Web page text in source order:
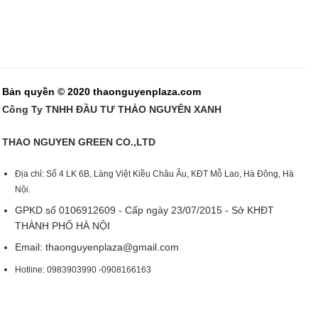
Bản quyền © 2020 thaonguyenplaza.com
Công Ty TNHH ĐẦU TƯ THẢO NGUYÊN XANH
THAO NGUYEN GREEN CO.,LTD
Địa chỉ: Số 4 LK 6B, Làng Việt Kiều Châu Âu, KĐT Mỗ Lao, Hà Đông, Hà
Nội.
GPKD số 0106912609 - Cấp ngày 23/07/2015 - Sở KHĐT
THÀNH PHỐ HÀ NỘI
Email:thaonguyenplaza@gmail.com
Hotline: 0983903990 -0908166163